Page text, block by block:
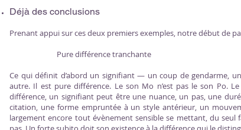
Déjà des conclusions
Prenant appui sur ces deux premiers exemples, notre début de
Pure différence tranchante
Ce qui définit d’abord un signifiant — un coup de gendarme,
autre. Il est pure différence. Le son Mo n’est pas le son Po.
différence, un signifiant peut être une nuance, un pas, une
citation, une forme empruntée à un style antérieur, un
largement encore tout évènement sensible se mettant, du seul